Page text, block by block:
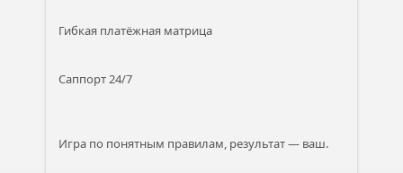
Гибкая платёжная матрица
Саппорт 24/7
Игра по понятным правилам, результат — ваш.